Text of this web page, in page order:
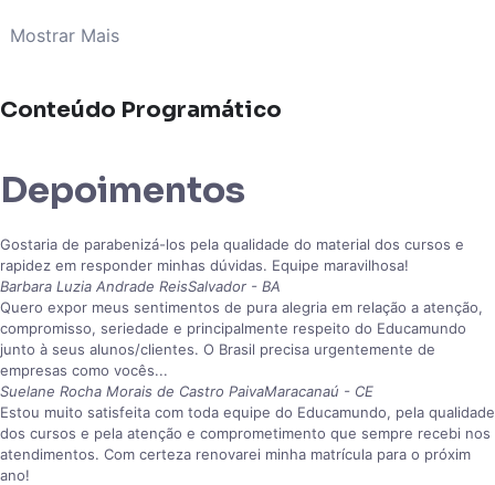
Mostrar Mais
Conteúdo Programático
Depoimentos
Gostaria de parabenizá-los pela qualidade do material dos cursos e
rapidez em responder minhas dúvidas. Equipe maravilhosa!
Barbara Luzia Andrade ReisSalvador - BA
Quero expor meus sentimentos de pura alegria em relação a atenção,
compromisso, seriedade e principalmente respeito do Educamundo
junto à seus alunos/clientes. O Brasil precisa urgentemente de
empresas como vocês...
Suelane Rocha Morais de Castro PaivaMaracanaú - CE
Estou muito satisfeita com toda equipe do Educamundo, pela qualidade
dos cursos e pela atenção e comprometimento que sempre recebi nos
atendimentos. Com certeza renovarei minha matrícula para o próxim
ano!